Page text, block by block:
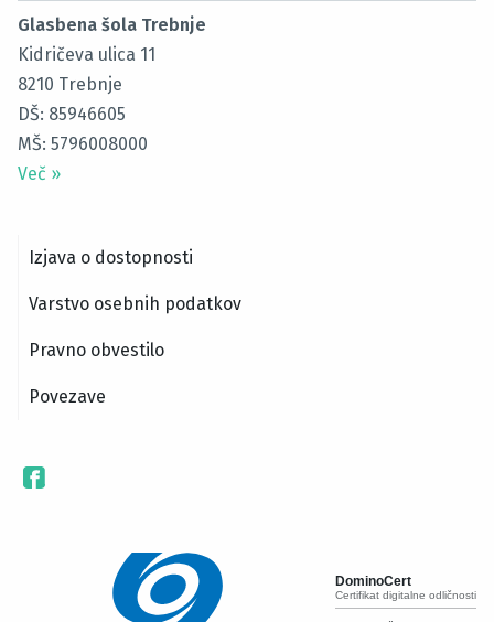
Glasbena šola Trebnje
Kidričeva ulica 11
8210 Trebnje
DŠ: 85946605
MŠ: 5796008000
Več »
Izjava o dostopnosti
Varstvo osebnih podatkov
Pravno obvestilo
Povezave
DominoCert
Certifikat digitalne odličnosti